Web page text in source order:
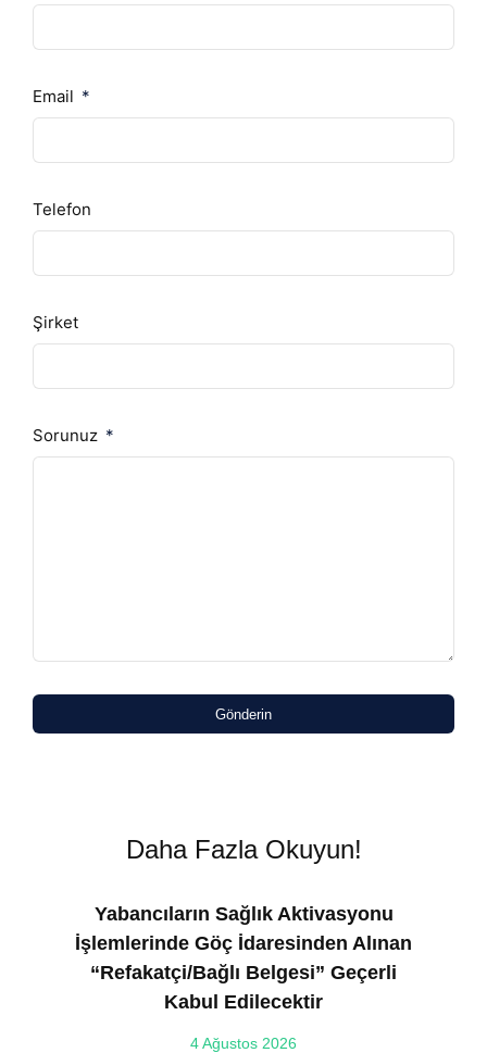
Email
Telefon
Şirket
Sorunuz
Gönderin
Daha Fazla Okuyun!
Yabancıların Sağlık Aktivasyonu
İşlemlerinde Göç İdaresinden Alınan
“Refakatçi/Bağlı Belgesi” Geçerli
Kabul Edilecektir
4 Ağustos 2026